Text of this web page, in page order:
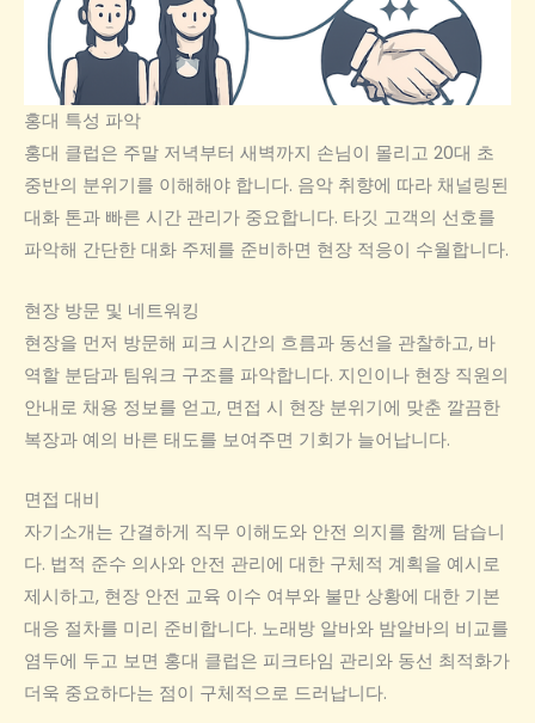
홍대 특성 파악
홍대 클럽은 주말 저녁부터 새벽까지 손님이 몰리고 20대 초
중반의 분위기를 이해해야 합니다. 음악 취향에 따라 채널링된
대화 톤과 빠른 시간 관리가 중요합니다. 타깃 고객의 선호를
파악해 간단한 대화 주제를 준비하면 현장 적응이 수월합니다.
현장 방문 및 네트워킹
현장을 먼저 방문해 피크 시간의 흐름과 동선을 관찰하고, 바
역할 분담과 팀워크 구조를 파악합니다. 지인이나 현장 직원의
안내로 채용 정보를 얻고, 면접 시 현장 분위기에 맞춘 깔끔한
복장과 예의 바른 태도를 보여주면 기회가 늘어납니다.
면접 대비
자기소개는 간결하게 직무 이해도와 안전 의지를 함께 담습니
다. 법적 준수 의사와 안전 관리에 대한 구체적 계획을 예시로
제시하고, 현장 안전 교육 이수 여부와 불만 상황에 대한 기본
대응 절차를 미리 준비합니다. 노래방 알바와 밤알바의 비교를
염두에 두고 보면 홍대 클럽은 피크타임 관리와 동선 최적화가
더욱 중요하다는 점이 구체적으로 드러납니다.